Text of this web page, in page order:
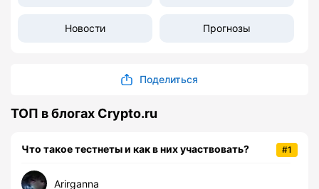
Новости Прогнозы
Поделиться
ТОП в блогах Crypto.ru
#1
Что такое тестнеты и как в них участвовать?
Arirganna